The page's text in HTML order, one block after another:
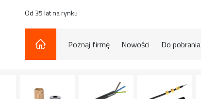
Od 35 lat na rynku
Poznaj firmę Nowości Do pobrania